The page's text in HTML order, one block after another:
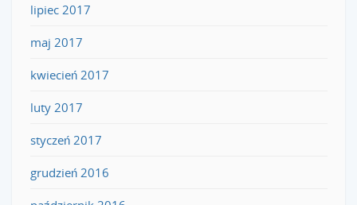
lipiec 2017
maj 2017
kwiecień 2017
luty 2017
styczeń 2017
grudzień 2016